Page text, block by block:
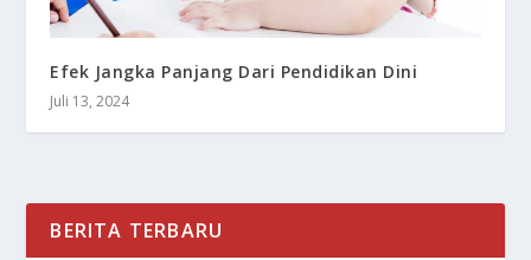
Efek Jangka Panjang Dari Pendidikan Dini
Juli 13, 2024
BERITA TERBARU